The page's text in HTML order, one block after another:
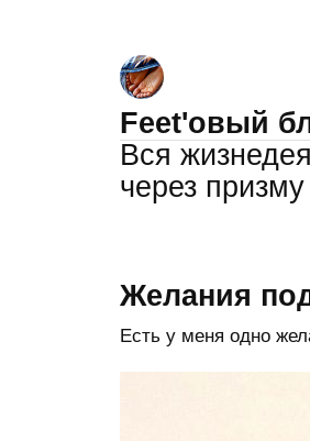
Feet'овый
Вся
через
Желания
Есть у меня одно